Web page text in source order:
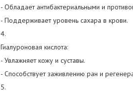
- Обладает антибактериальными и
- Поддерживает уровень сахара в крови.
4.
Гиалуроновая кислота:
- Увлажняет кожу и суставы.
- Способствует заживлению ран и
5.